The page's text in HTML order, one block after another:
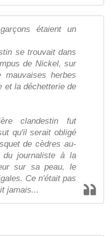
étaient un
se trouvait dans
de Nickel, sur
mauvaises herbes
et la déchetterie de
clandestin fut
qu'il serait obligé
de cèdres au-
du journaliste à la
sur sa peau, le
Ce n'était pas
jamais...